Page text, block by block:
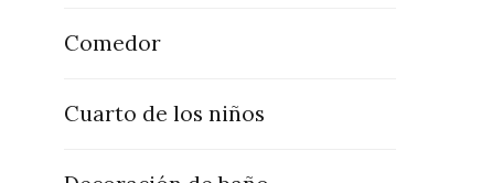
Comedor
Cuarto de los niños